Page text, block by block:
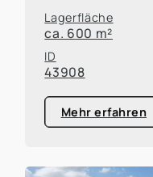
Lagerfläche
ca. 600 m²
ID
43908
Mehr erfahren